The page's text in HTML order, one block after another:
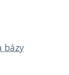
bázy